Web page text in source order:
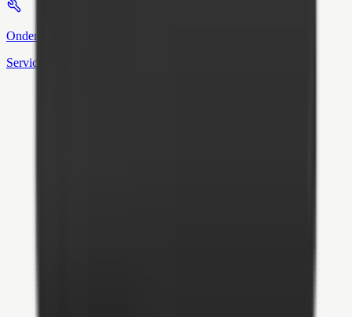
Onderhoud
Service & monitoring